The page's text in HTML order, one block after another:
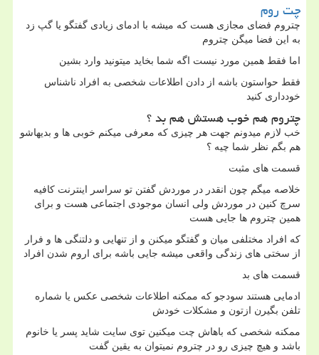
چت روم
چتروم فضای مجازی هست که میشه با ادمای زیادی گفتگو یا گپ زد
به این فضا میگن چتروم
اما فقط همین مورد نیست اگه شما بخاید میتونید وارد بشین
فقط حواستون باشه از دادن اطلاعات شخصی به افراد ناشناس
خودداری کنید
چتروم هم خوب هستش هم بد ؟
خب لازم میدونم جهت هر چیزی که معرفی میکنم خوبی ها و بدیهاشو
هم بگم نظر شما چیه ؟
قسمت های مثبت
خلاصه میگم چون انقدر در موردش گفتن تو سراسر اینترنت کافیه
سرچ کنین در موردش ولی انسان موجودی اجتماعی هست و برای
همین چتروم ها جایی هست
که افراد مختلفی میان و گفتگو میکنن و از تنهایی و دلتنگی ها و فرار
از سختی های زندگی واقعی میشه جایی باشه برای اروم شدن افراد
قسمت های بد
ادمایی هستند سودجو که ممکنه اطلاعات شخصی عکس یا شماره
تلفن بگیرن ازتون و مشکلات خودش
ممکنه شخصی که باهاش چت میکنین توی سایت شاید پسر یا خانوم
باشد و هیچ چیزی رو در چتروم نمیتوان به یقین گفت